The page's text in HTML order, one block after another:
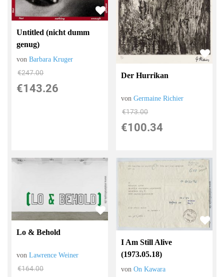
Untitled (nicht dumm
genug)
vonBarbara Kruger
€247.00
€143.26
Der Hurrikan
vonGermaine Richier
€173.00
€100.34
Lo & Behold
vonLawrence Weiner
€164.00
I Am Still Alive
(1973.05.18)
vonOn Kawara